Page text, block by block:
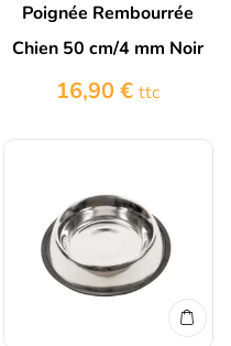
Poignée Rembourrée
Chien 50 cm/4 mm Noir
16,90€ ttc